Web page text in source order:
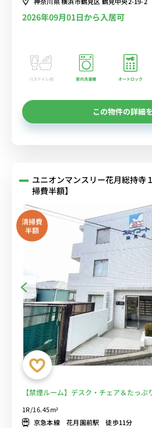
2026年09月01日から入居可
バストイレ別 室内洗濯機 オートロック
この物件の詳細
ユニオンマンスリー花月総持寺
掃費半額】
清掃費
半額
【禁煙ルーム】デスク・チェア＆たっ
附属病院まで徒歩■選べるWi-Fi格安レン
1R/16.45m²
京急本線 花月園前駅 徒歩11分